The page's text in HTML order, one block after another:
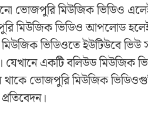
ভোজপুরি মিউজিক ভিডিও
মিউজিক ভিডিও আপলোড হলেই
ভিডিওতে ইউটিউবে
একটি বলিউড মিউজিক
থাকে ভোজপুরি মিউজিক